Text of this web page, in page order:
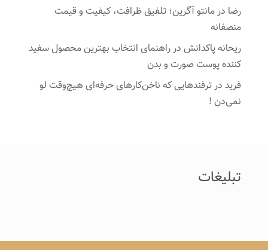
رضا درمانتو آگرین؛ تلفیق ظرافت، کیفیت و قیمت
منصفانه
ریحانه پاکدانشدرراهنمای انتخاب بهترین محصول سفید
کننده پوست صورت و بدن
فریددرترفندهایی که ناخن‌کارهای حرفه‌ای هیچ‌وقت لو
نمی‌دن !
تبلیغات